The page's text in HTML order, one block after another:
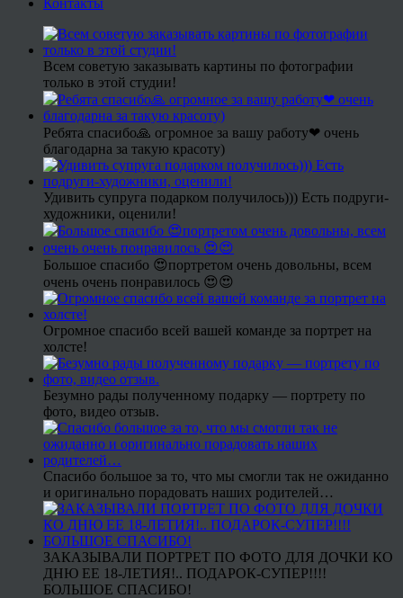
Всем советую заказывать картины по фотографии
только в этой студии!
Ребята спасибо🙏 огромное за вашу работу❤ очень
благодарна за такую красоту)
Удивить супруга подарком получилось))) Есть подруги-
художники, оценили!
Большое спасибо 😍портретом очень довольны, всем
очень очень понравилось 😍😍
Огромное спасибо всей вашей команде за портрет на
холсте!
Безумно рады полученному подарку — портрету по
фото, видео отзыв.
Спасибо большое за то, что мы смогли так не ожиданно
и оригинально порадовать наших родителей…
ЗАКАЗЫВАЛИ ПОРТРЕТ ПО ФОТО ДЛЯ ДОЧКИ КО
ДНЮ ЕЕ 18-ЛЕТИЯ!.. ПОДАРОК-СУПЕР!!!!
БОЛЬШОЕ СПАСИБО!